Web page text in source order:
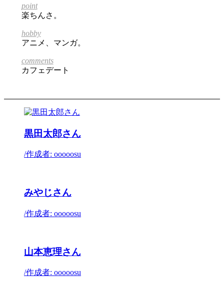
point
楽ちんさ。
hobby
アニメ、マンガ。
comments
カフェデート
黒田太郎さん
/作成者: ooooosu
みやじさん
/作成者: ooooosu
山本恵理さん
/作成者: ooooosu